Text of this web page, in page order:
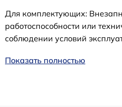
Для комплектующих:
работоспособности или
соблюдении условий
Показать полностью